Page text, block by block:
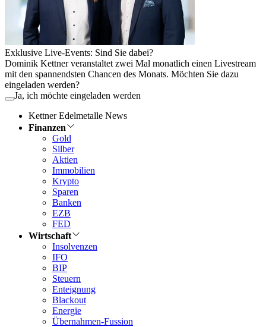
Exklusive Live-Events: Sind Sie dabei?
Dominik Kettner veranstaltet zwei Mal monatlich einen Livestream
mit den spannendsten Chancen des Monats. Möchten Sie dazu
eingeladen werden?
Ja, ich möchte eingeladen werden
Kettner Edelmetalle News
Finanzen
Gold
Silber
Aktien
Immobilien
Krypto
Sparen
Banken
EZB
FED
Wirtschaft
Insolvenzen
IFO
BIP
Steuern
Enteignung
Blackout
Energie
Übernahmen-Fussion